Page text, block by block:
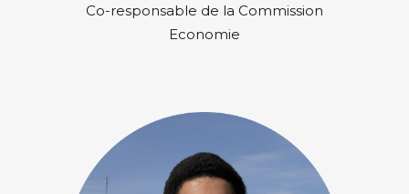
Co-responsable de la Commission
Economie